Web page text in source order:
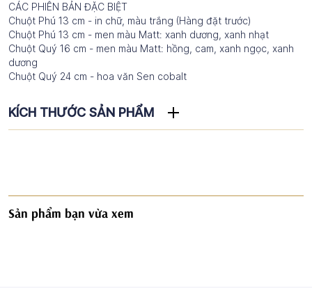
CÁC PHIÊN BẢN ĐẶC BIỆT
Chuột Phú 13 cm - in chữ, màu trắng (Hàng đặt trước)
Chuột Phú 13 cm - men màu Matt: xanh dương, xanh nhạt
Chuột Quý 16 cm - men màu Matt: hồng, cam, xanh ngọc, xanh
dương
Chuột Quý 24 cm - hoa văn Sen cobalt
KÍCH THƯỚC SẢN PHẨM
Sản phẩm bạn vừa xem